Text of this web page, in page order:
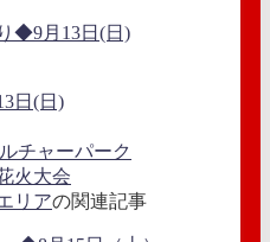
日(日)
チャーパーク
火大会
リアの関連記事